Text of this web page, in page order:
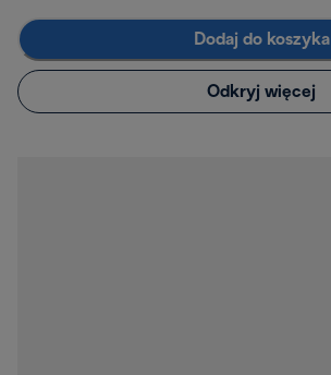
Dodaj do koszyka
Odkryj więcej